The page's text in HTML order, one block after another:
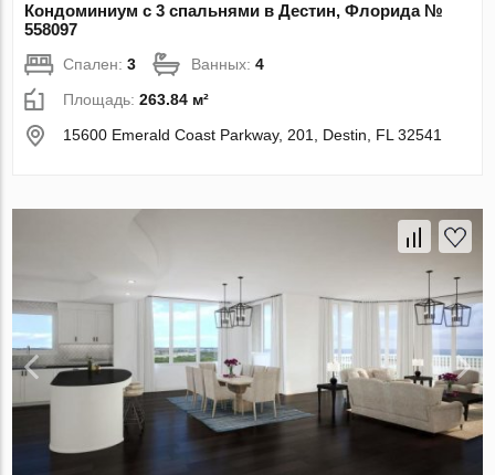
Кондоминиум с 3 спальнями в Дестин, Флорида №
558097
Спален:3 Ванных:4
Площадь:263.84 м²
15600 Emerald Coast Parkway, 201, Destin, FL 32541